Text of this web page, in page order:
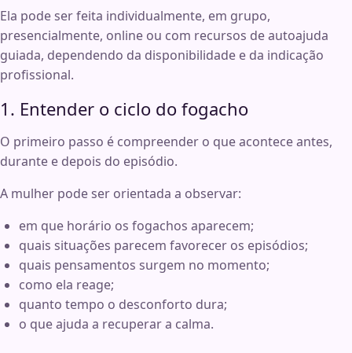
Ela pode ser feita individualmente, em grupo,
presencialmente, online ou com recursos de autoajuda
guiada, dependendo da disponibilidade e da indicação
profissional.
1. Entender o ciclo do fogacho
O primeiro passo é compreender o que acontece antes,
durante e depois do episódio.
A mulher pode ser orientada a observar:
em que horário os fogachos aparecem;
quais situações parecem favorecer os episódios;
quais pensamentos surgem no momento;
como ela reage;
quanto tempo o desconforto dura;
o que ajuda a recuperar a calma.